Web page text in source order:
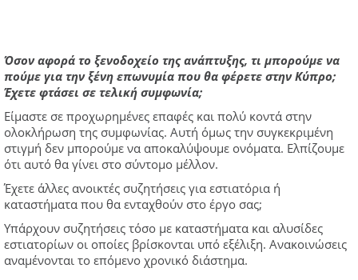
Όσον αφορά το ξενοδοχείο της ανάπτυξης, τι μπορούμε να
πούμε για την ξένη επωνυμία που θα φέρετε στην Κύπρο;
Έχετε φτάσει σε τελική συμφωνία;
Είμαστε σε προχωρημένες επαφές και πολύ κοντά στην
ολοκλήρωση της συμφωνίας. Αυτή όμως την συγκεκριμένη
στιγμή δεν μπορούμε να αποκαλύψουμε ονόματα. Ελπίζουμε
ότι αυτό θα γίνει στο σύντομο μέλλον.
Έχετε άλλες ανοικτές συζητήσεις για εστιατόρια ή
καταστήματα που θα ενταχθούν στο έργο σας;
Υπάρχουν συζητήσεις τόσο με καταστήματα και αλυσίδες
εστιατορίων οι οποίες βρίσκονται υπό εξέλιξη. Ανακοινώσεις
αναμένονται το επόμενο χρονικό διάστημα.